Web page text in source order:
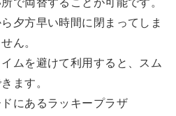
夕方早い時間に閉まってしま
ん。
ムを避けて利用すると、スム
ます。
にあるラッキープラザ